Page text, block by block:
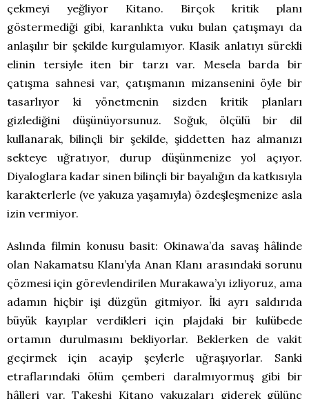
çekmeyi yeğliyor Kitano. Birçok kritik planı
göstermediği gibi, karanlıkta vuku bulan çatışmayı da
anlaşılır bir şekilde kurgulamıyor. Klasik anlatıyı sürekli
elinin tersiyle iten bir tarzı var. Mesela barda bir
çatışma sahnesi var, çatışmanın mizansenini öyle bir
tasarlıyor ki yönetmenin sizden kritik planları
gizlediğini düşünüyorsunuz. Soğuk, ölçülü bir dil
kullanarak, bilinçli bir şekilde, şiddetten haz almanızı
sekteye uğratıyor, durup düşünmenize yol açıyor.
Diyaloglara kadar sinen bilinçli bir bayalığın da katkısıyla
karakterlerle (ve yakuza yaşamıyla) özdeşleşmenize asla
izin vermiyor.
Aslında filmin konusu basit: Okinawa’da savaş hâlinde
olan Nakamatsu Klanı’yla Anan Klanı arasındaki sorunu
çözmesi için görevlendirilen Murakawa’yı izliyoruz, ama
adamın hiçbir işi düzgün gitmiyor. İki ayrı saldırıda
büyük kayıplar verdikleri için plajdaki bir kulübede
ortamın durulmasını bekliyorlar. Beklerken de vakit
geçirmek için acayip şeylerle uğraşıyorlar. Sanki
etraflarındaki ölüm çemberi daralmıyormuş gibi bir
hâlleri var. Takeshi Kitano yakuzaları giderek gülünç